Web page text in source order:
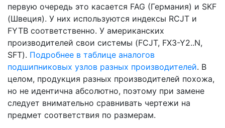
первую очередь это касается FAG (Германия) и SKF
(Швеция). У них используются индексы RCJT и
FYTB соответственно. У американских
производителей свои системы (FCJT, FX3-Y2..N,
SFT). Подробнее в таблице аналогов
подшипниковых узлов разных производителей. В
целом, продукция разных производителей похожа,
но не идентична абсолютно, поэтому при замене
следует внимательно сравнивать чертежи на
предмет соответствия по размерам.